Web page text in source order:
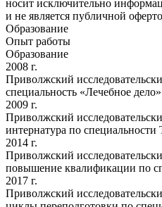
носит исключительно
и не является публичной
Образование
Опыт работы
Образование
2008 г.
Приволжский
специальность «Лечебное дело»
2009 г.
Приволжский
интернатура по специальности
2014 г.
Приволжский
повышение квалификации по
2017 г.
Приволжский